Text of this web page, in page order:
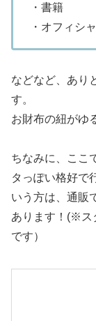
・書籍
・オフィシ
などなど、あり
す。
お財布の紐がゆ
ちなみに、ここ
タっぽい格好で
いう方は、通販
あります！(※ス
です）